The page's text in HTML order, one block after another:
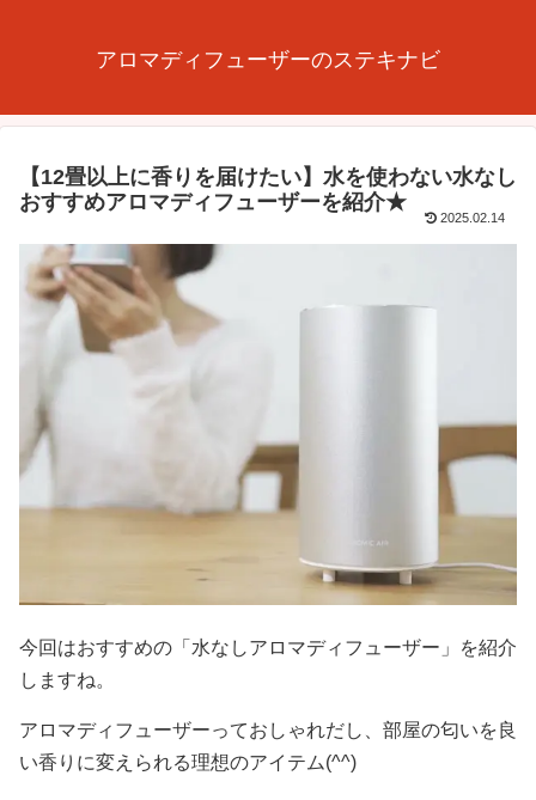
アロマディフューザーのステキナビ
【12畳以上に香りを届けたい】水を使わない水なし
おすすめアロマディフューザーを紹介★
2025.02.14
今回はおすすめの「水なしアロマディフューザー」を紹介
しますね。
アロマディフューザーっておしゃれだし、部屋の匂いを良
い香りに変えられる理想のアイテム(^^)